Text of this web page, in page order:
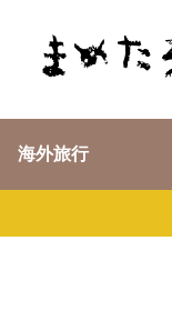
海外旅行